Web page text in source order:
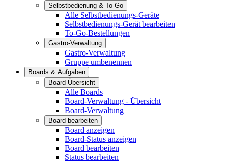
Selbstbedienung & To-Go
Alle Selbstbedienungs-Geräte
Selbstbedienungs-Gerät bearbeiten
To-Go-Bestellungen
Gastro-Verwaltung
Gastro-Verwaltung
Gruppe umbenennen
Boards & Aufgaben
Board-Übersicht
Alle Boards
Board-Verwaltung - Übersicht
Board-Verwaltung
Board bearbeiten
Board anzeigen
Board-Status anzeigen
Board bearbeiten
Status bearbeiten